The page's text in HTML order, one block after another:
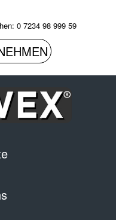
0 7234 98 999 59